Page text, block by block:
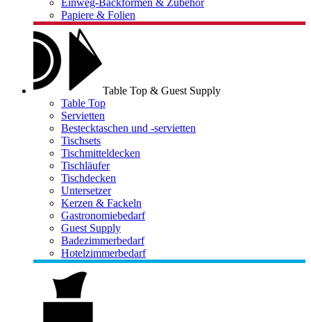
Einweg-Backformen & Zubehör
Papiere & Folien
Table Top & Guest Supply
Table Top
Servietten
Bestecktaschen und -servietten
Tischsets
Tischmitteldecken
Tischläufer
Tischdecken
Untersetzer
Kerzen & Fackeln
Gastronomiebedarf
Guest Supply
Badezimmerbedarf
Hotelzimmerbedarf